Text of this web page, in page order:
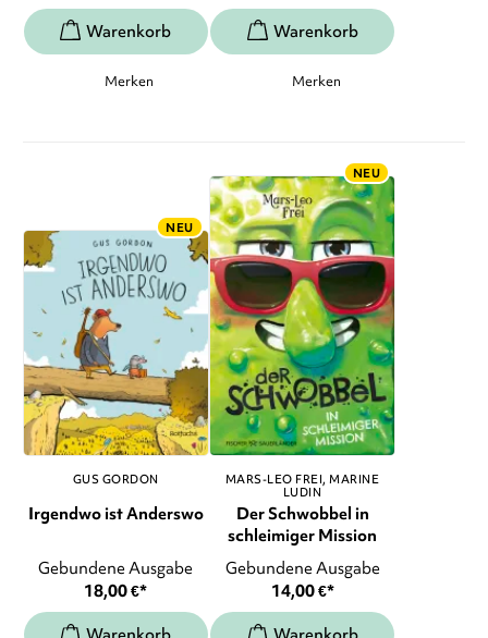
Merken Merken
NEU
GUS GORDON
Irgendwo ist Anderswo
Gebundene Ausgabe
18,00€*
NEU
MARS-LEO FREI MARINE
LUDIN
Der Schwobbel in
schleimiger Mission
Gebundene Ausgabe
14,00€*